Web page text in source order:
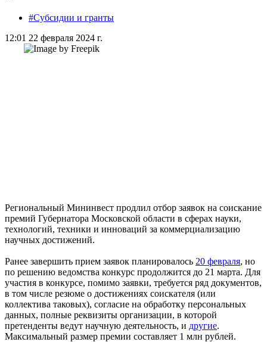
#Субсидии и гранты
12:01 22 февраля 2024 г.
Региональный Мининвест продлил отбор заявок на соискание
премий Губернатора Московской области в сферах науки,
технологий, техники и инноваций за коммерциализацию
научных достижений.
Ранее завершить прием заявок планировалось 20 февраля, но
по решению ведомства конкурс продолжится до 21 марта. Для
участия в конкурсе, помимо заявки, требуется ряд документов,
в том числе резюме о достижениях соискателя (или
коллектива таковых), согласие на обработку персональных
данных, полные реквизиты организации, в которой
претенденты ведут научную деятельность, и другие.
Максимальный размер премии составляет 1 млн рублей.